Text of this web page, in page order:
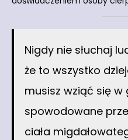
Nigdy nie słuchaj
że to wszystko
musisz wziąć się w
spowodowane
ciała